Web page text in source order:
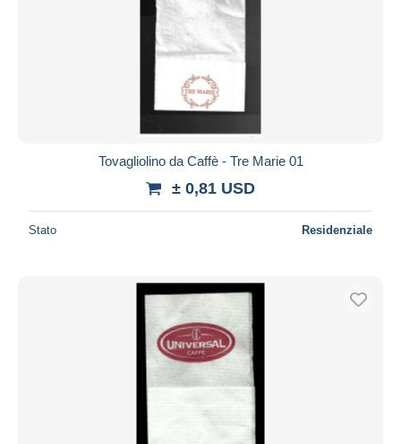
Tovagliolino da Caffè - Tre Marie 01
± 0,81 USD
Stato Residenziale